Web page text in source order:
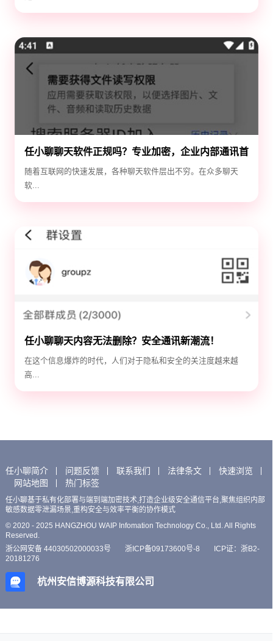
任小聊聊天软件正规吗？专业加密，企业内部通讯首
选！
随着互联网的快速发展，各种聊天软件层出不穷。在众多聊天
软...
任小聊聊天内容无法删除？安全通讯新潮流！
在这个信息爆炸的时代，人们对于隐私和安全的关注度越来越
高...
任小聊简介 问题反馈 联系我们 法律条文
快速浏览
网站地图
热门标签
任小聊基于私有化部署与端到端加密技术,打造企业级安全通信平台,聚焦组织内部
敏感数据零泄漏场景,重构安全与效率平衡的协作模式
© 2020 - 2025 HANGZHOU WAIP Infomation Technology Co., Ltd. All Rights
Reserved.
浙公网安备 44030502000033号
浙ICP备09173600号-8
ICP证：浙B2-
20181276
杭州安信博源科技有限公司